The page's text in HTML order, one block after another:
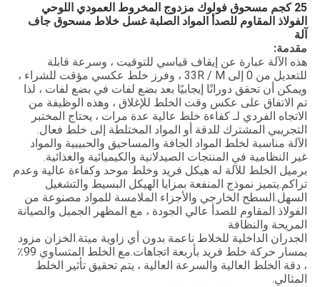
25 كجم مسحوق فولوك مزدوج المخروط العمودي اللوحي
الفولاذ المقاوم للصدأ المواد الصلبة غسل خلاط مسحوق جاف
آلة
مقدمة:
هذه الآلة عبارة عن إيقاف قياسي للتوقيت ، وسرعة قابلة
للتعديل من 0 إلى 33R / M ، وفرز خلط عكسي مؤقت للشراء ،
ويمكن أن تحقق دورانًا إيجابيًا بعد بضع لفات في بضع لفات ، لذا
تم الاتفاق على عكس وقت الخلط للإغلاق ، وهذه الوظيفة من
الاتجاه الفردي لـ كفاءة خلط عالية عدة مرات ، يحتاج المختبر
التجريبي المشترك للدقة أو المواد المختلطة إلى خلط فعال.
الآلة مناسبة لخلط المواد الجافة والمساحيق والحبيبية والمواد
غير النظامية في المنتجات الصيدلانية والكيميائية والغذائية.
برميل الخلط للآلة له هيكل فريد وخلط موحد وكفاءة عالية وعدم
تراكم.يتميز نموذج المنفعة بمزايا الهيكل البسيط والتشغيل
السهل.السطح الخارجي والأجزاء الملامسة للمواد مصنوعة من
الفولاذ المقاوم للصدأ عالي الجودة ، مع المظهر الجميل والصيانة
المريحة والنظافة
الجدران الداخلية للخلاط ناعمة بدون أي زاوية ميتة.الخزان مزود
بمسار حركة خلط فريد بأربعة اتجاهات.مع الخلط المتساوي 99٪
، دقة الخلط العالية والسرعة العالية ، يتم تحقيق تأثير الخلط
المثالي.